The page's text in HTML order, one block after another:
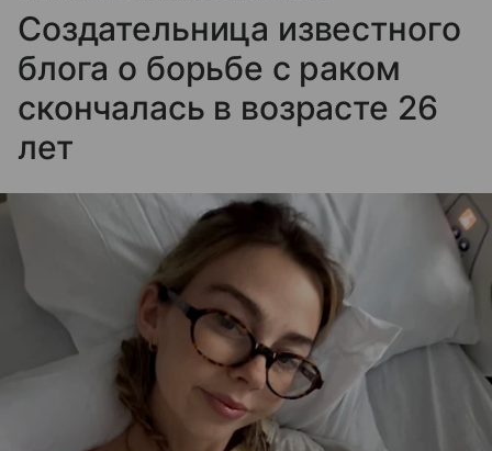
Создательница известного
блога о борьбе с раком
скончалась в возрасте 26
лет